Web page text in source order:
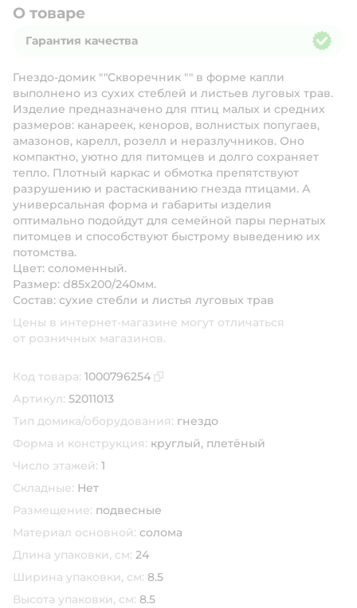
О товаре
Гарантия качества
Гнездо-домик ""Скворечник "" в форме капли
выполнено из сухих стеблей и листьев луговых трав.
Изделие предназначено для птиц малых и средних
размеров: канареек, кеноров, волнистых попугаев,
амазонов, карелл, розелл и неразлучников. Оно
компактно, уютно для питомцев и долго сохраняет
тепло. Плотный каркас и обмотка препятствуют
разрушению и растаскиванию гнезда птицами. А
универсальная форма и габариты изделия
оптимально подойдут для семейной пары пернатых
питомцев и способствуют быстрому выведению их
потомства.
Цвет: соломенный.
Размер: d85x200/240мм.
Состав: сухие стебли и листья луговых трав
Цены в интернет-магазине могут отличаться
от розничных магазинов.
Код товара: 1000796254
Артикул: 52011013
Тип домика/оборудования: гнездо
Форма и конструкция: круглый, плетёный
Число этажей: 1
Складные: Нет
Размещение: подвесные
Материал основной: солома
Длина упаковки, см: 24
Ширина упаковки, см: 8.5
Высота упаковки, см: 8.5